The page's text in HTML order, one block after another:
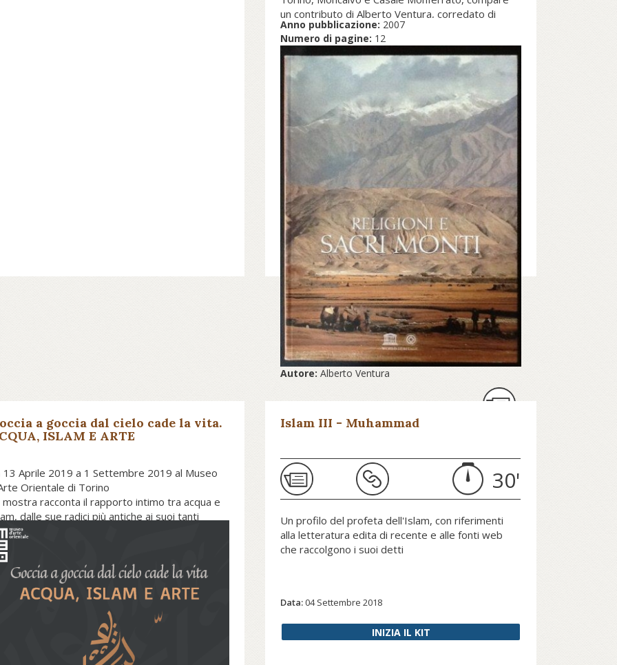
un contributo di Alberto Ventura, corredato di
immagini, che ha lo scopo di illustrare il ruolo
religioso e politico dei monti nel mondo islamico.
L'autore sceglie tre chiavi di lettura: la storia, il rito
e i simboli, per farci conoscere come le montagne
si intreccino con la religione musulmana fin dalle
sue origini.
Anno pubblicazione: 2007
Numero di pagine: 12
Autore:Alberto Ventura
a goccia dal cielo cade la vita.
ISLAM E ARTE
13 Aprile 2019 a 1 Settembre 2019 al Museo
Orientale di Torino
mostra racconta il rapporto intimo tra acqua e
dalle sue radici più antiche ai suoi tanti
sviluppi, sino alle necessità più recenti.
dalle affermazioni del Corano e della
successiva, illustra lo sviluppo storico
tanti ruoli e significati ricoperti dall’acqua e
dei suoi significati nell’arte e nei
islamici, una narrazione attraverso
oggetti, reperti, libri e miniature:
vita quotidiana e arte, che per secoli si
rispecchiate nelle tante diverse fruizioni
Ma non solo: c’è spazio anche per
Islam III - Muhammad
30'
Un profilo del profeta dell'Islam, con riferimenti
alla letteratura edita di recente e alle fonti web
che raccolgono i suoi detti
Data:04 Settembre 2018
INIZIA IL KIT